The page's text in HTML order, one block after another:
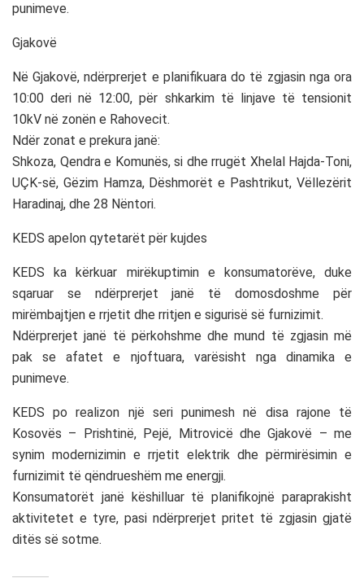
punimeve.
Gjakovë
Në Gjakovë, ndërprerjet e planifikuara do të zgjasin nga ora
10:00 deri në 12:00, për shkarkim të linjave të tensionit
10kV në zonën e Rahovecit.
Ndër zonat e prekura janë:
Shkoza, Qendra e Komunës, si dhe rrugët Xhelal Hajda-Toni,
UÇK-së, Gëzim Hamza, Dëshmorët e Pashtrikut, Vëllezërit
Haradinaj, dhe 28 Nëntori.
KEDS apelon qytetarët për kujdes
KEDS ka kërkuar mirëkuptimin e konsumatorëve, duke
sqaruar se ndërprerjet janë të domosdoshme për
mirëmbajtjen e rrjetit dhe rritjen e sigurisë së furnizimit.
Ndërprerjet janë të përkohshme dhe mund të zgjasin më
pak se afatet e njoftuara, varësisht nga dinamika e
punimeve.
KEDS po realizon një seri punimesh në disa rajone të
Kosovës – Prishtinë, Pejë, Mitrovicë dhe Gjakovë – me
synim modernizimin e rrjetit elektrik dhe përmirësimin e
furnizimit të qëndrueshëm me energji.
Konsumatorët janë këshilluar të planifikojnë paraprakisht
aktivitetet e tyre, pasi ndërprerjet pritet të zgjasin gjatë
ditës së sotme.